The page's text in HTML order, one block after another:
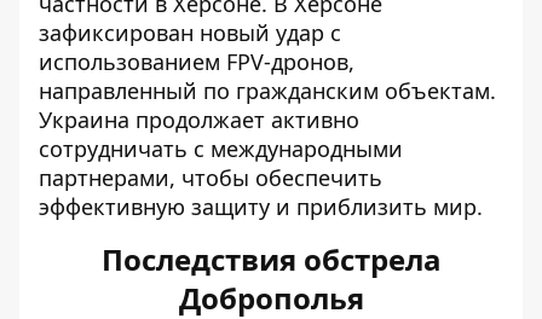
зафиксирован новый удар с
использованием FPV-дронов,
направленный по гражданским объектам.
Украина продолжает активно
сотрудничать с международными
партнерами, чтобы обеспечить
эффективную защиту и приблизить мир.
Последствия обстрела
Доброполья